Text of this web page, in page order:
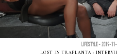
LIFESTYLE - 2019-